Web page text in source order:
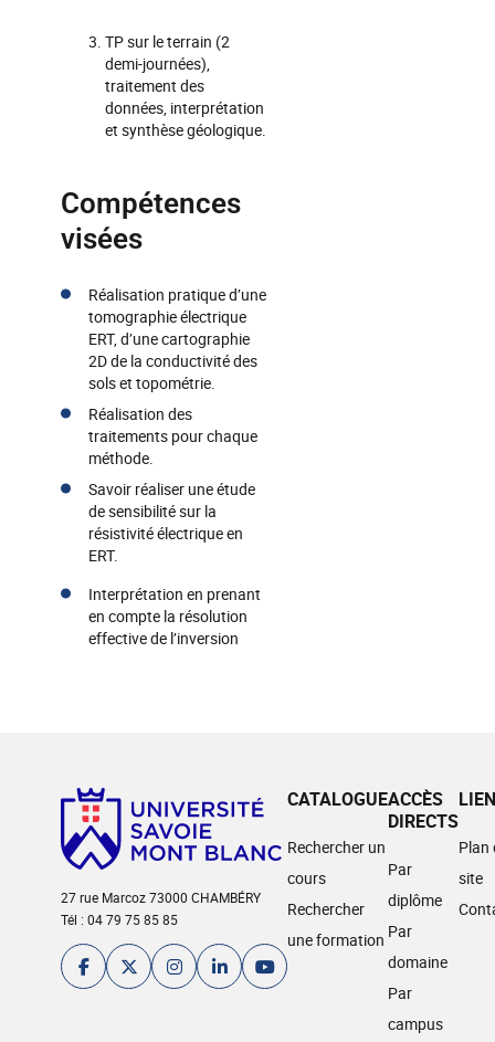
TP sur le terrain (2
demi-journées),
traitement des
données, interprétation
et synthèse géologique.
Compétences
visées
Réalisation pratique d’une
tomographie électrique
ERT, d’une cartographie
2D de la conductivité des
sols et topométrie.
Réalisation des
traitements pour chaque
méthode.
Savoir réaliser une étude
de sensibilité sur la
résistivité électrique en
ERT.
Interprétation en prenant
en compte la résolution
effective de l’inversion
27 rue Marcoz 73000 CHAMBÉRY
Tél : 04 79 75 85 85
CATALOGUE
Rechercher un
cours
Rechercher
une formation
ACCÈS
DIRECTS
Par
diplôme
Par
domaine
Par
campus
Plan
site